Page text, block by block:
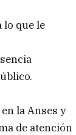
lo que le
la Anses y
de atención